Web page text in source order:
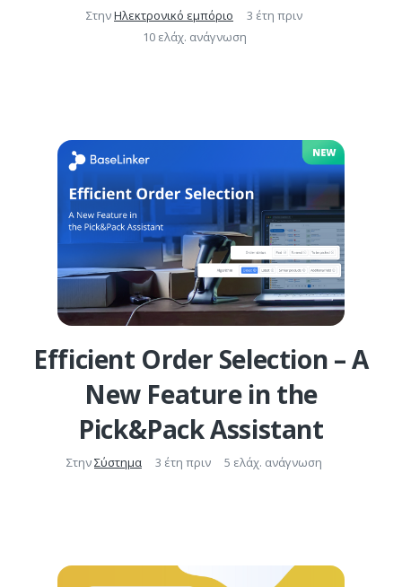
ΣτηνΗλεκτρονικό εμπόριο
3 έτη πριν
10 ελάχ. ανάγνωση
Efficient Order Selection – A
New Feature in the
Pick&Pack Assistant
ΣτηνΣύστημα 3 έτη πριν 5 ελάχ. ανάγνωση